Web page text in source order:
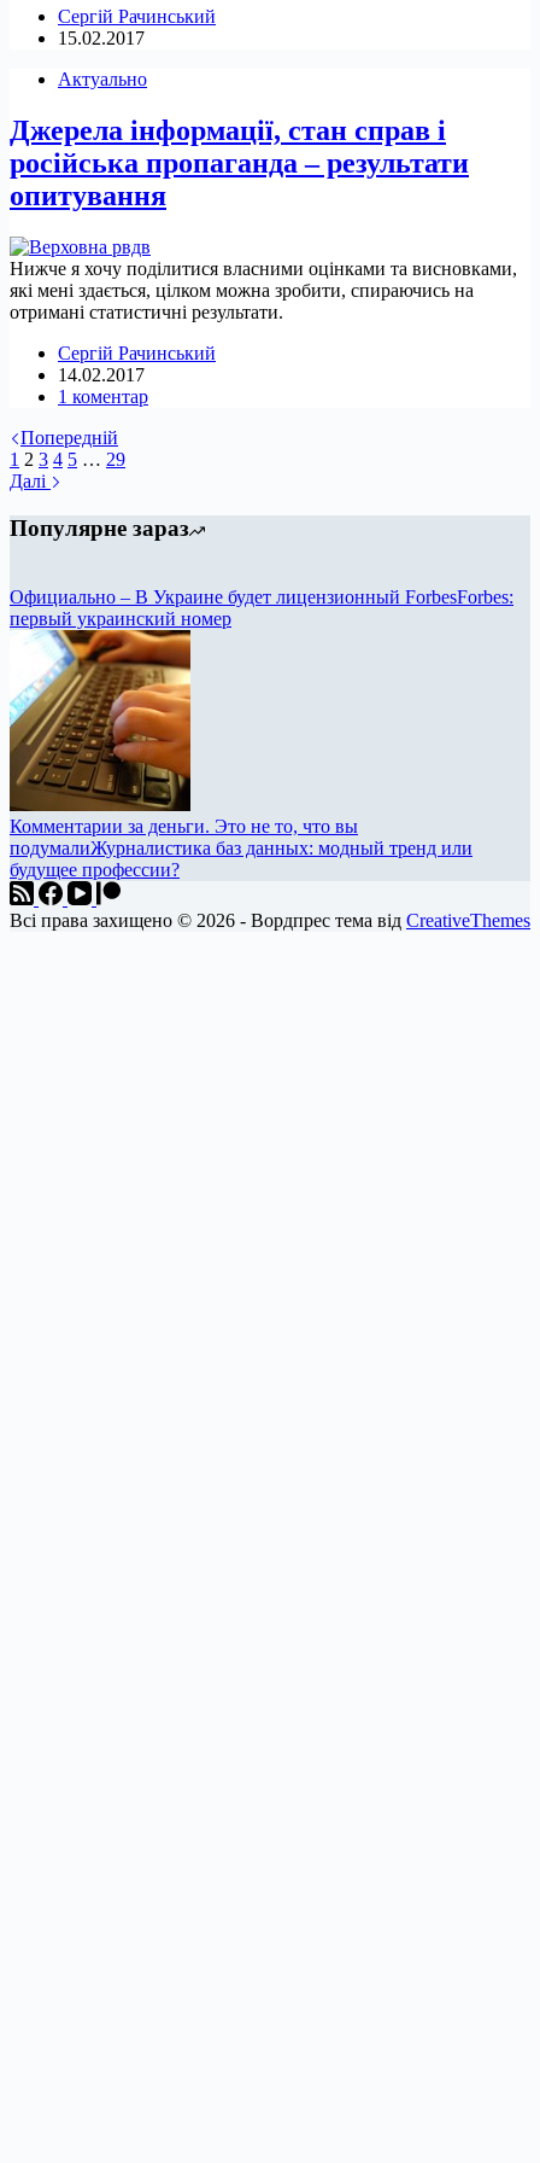
Сергій Рачинський
15.02.2017
Актуально
Джерела інформації, стан справ і
російська пропаганда – результати
опитування
Нижче я хочу поділитися власними оцінками та висновками,
які мені здається, цілком можна зробити, спираючись на
отримані статистичні результати.
Сергій Рачинський
14.02.2017
1 коментар
Попередній
1 2 3 4 5 … 29
Далі
Популярне зараз
Официально – В Украине будет лицензионный ForbesForbes:
первый украинский номер
Комментарии за деньги. Это не то, что вы
подумалиЖурналистика баз данных: модный тренд или
будущее профессии?
Всі права захищено © 2026 - Вордпрес тема від CreativeThemes